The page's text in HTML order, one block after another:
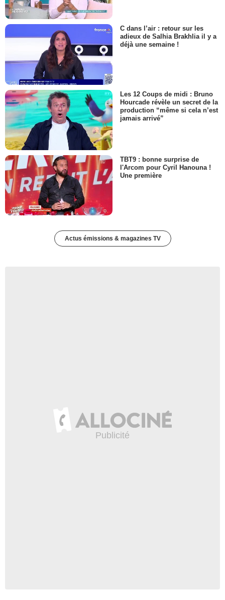
C dans l’air : retour sur les
adieux de Salhia Brakhlia il y a
déjà une semaine !
Les 12 Coups de midi : Bruno
Hourcade révèle un secret de la
production “même si cela n’est
jamais arrivé”
TBT9 : bonne surprise de
l'Arcom pour Cyril Hanouna !
Une première
Actus émissions & magazines TV